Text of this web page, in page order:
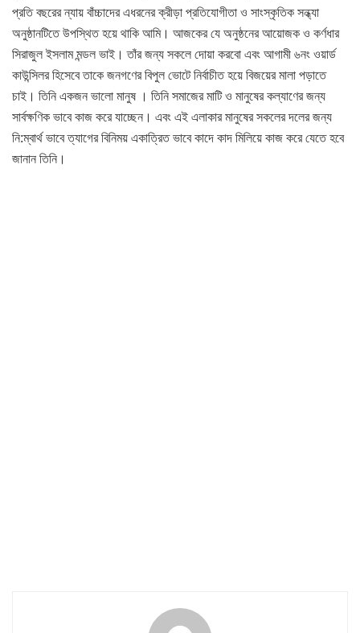
প্রতি বছরের ন্যায় বাঁচ্চাদের এধরনের ক্রীড়া প্রতিযোগীতা ও সাংস্কৃতিক সন্ধ্যা
অনুষ্ঠানটিতে উপস্থিত হয়ে থাকি আমি। আজকের যে অনুষ্ঠনের আয়োজক ও কর্ণধার
সিরাজুল ইসলাম মন্ডল ভাই। তাঁর জন্য সকলে দোয়া করবো এবং আগামী ৬নং ওয়ার্ড
কাউন্সিলর হিসেবে তাকে জনগণের বিপুল ভোটে নির্বাচীত হয়ে বিজয়ের মালা পড়াতে
চাই। তিনি একজন ভালো মানুষ । তিনি সমাজের মাটি ও মানুষের কল্যাণের জন্য
সার্বক্ষণিক ভাবে কাজ করে যাচ্ছেন। এবং এই এলাকার মানুষের সকলের দলের জন্য
নি:ম্বার্থ ভাবে ত্যাগের বিনিময় একাত্রিত ভাবে কাদে কাদ মিলিয়ে কাজ করে যেতে হবে
জানান তিনি।